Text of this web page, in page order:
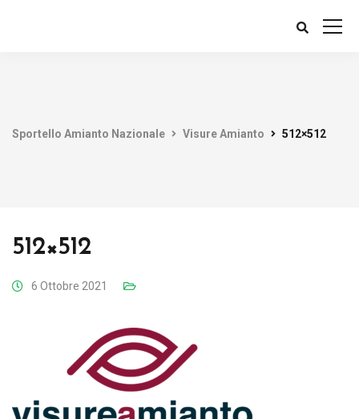
Sportello Amianto Nazionale Visure Amianto 512×512
512×512
6 Ottobre 2021